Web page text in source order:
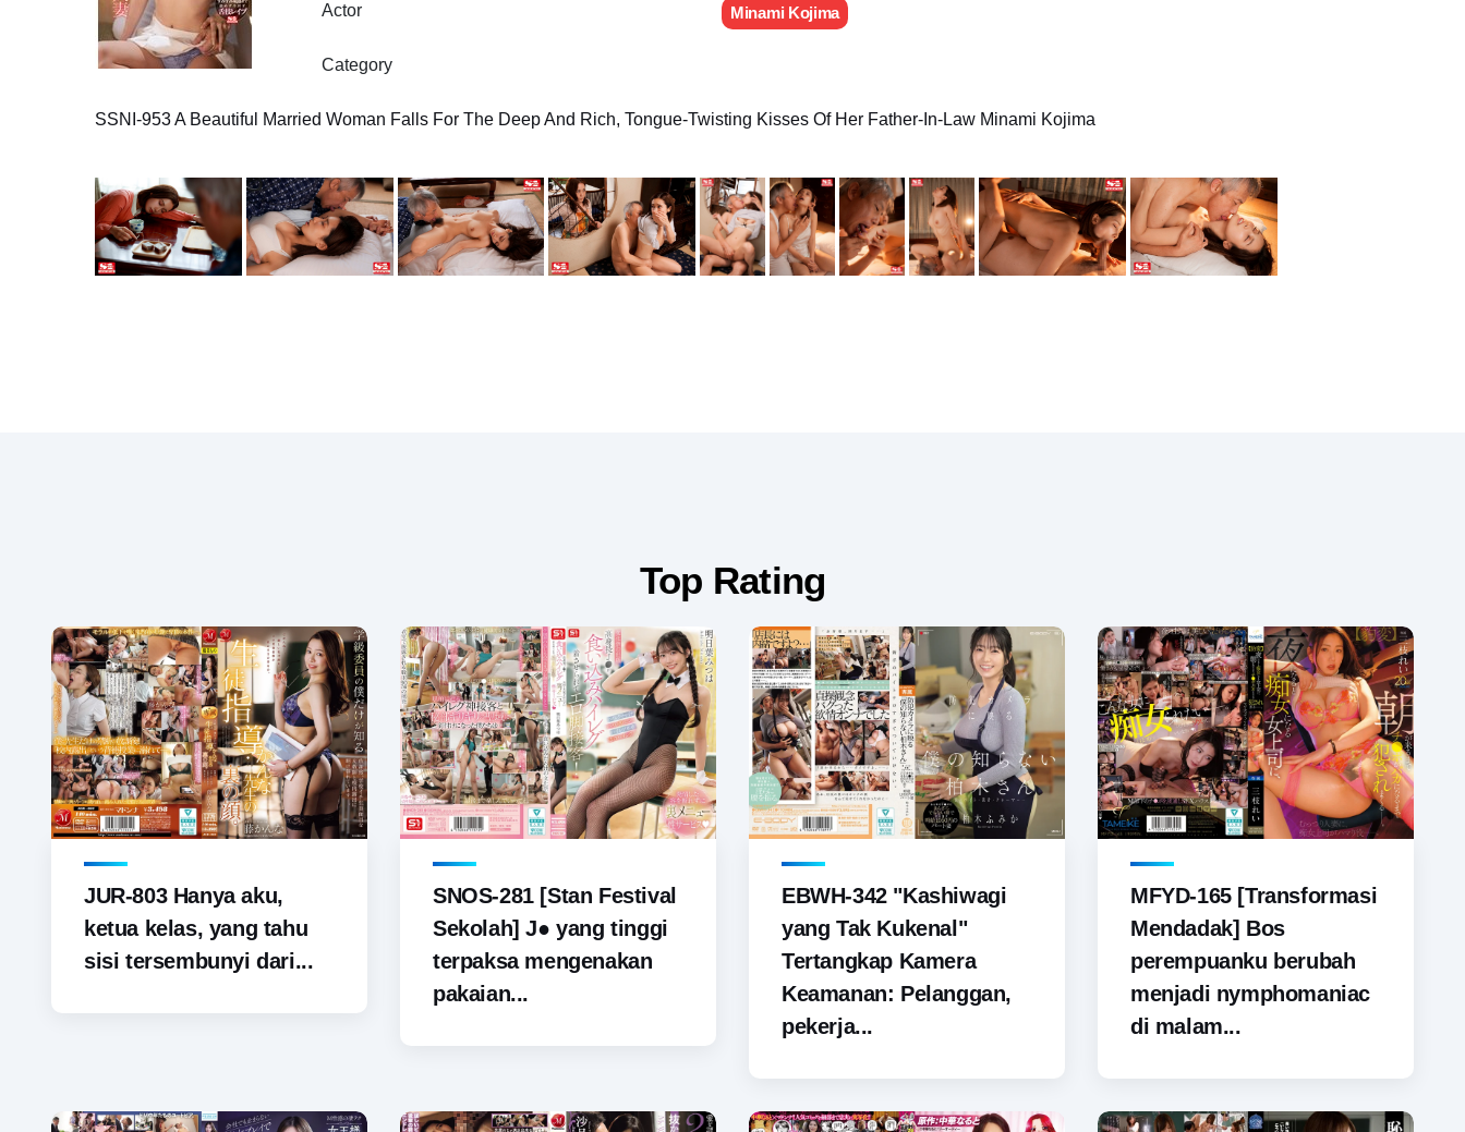
Actor Minami Kojima
Category
SSNI-953 A Beautiful Married Woman Falls For The Deep And Rich, Tongue-Twisting Kisses Of Her Father-In-Law Minami Kojima
Top Rating
JUR-803 Hanya aku,
ketua kelas, yang tahu
sisi tersembunyi dari...
SNOS-281 [Stan Festival
Sekolah] J● yang tinggi
terpaksa mengenakan
pakaian...
EBWH-342 "Kashiwagi
yang Tak Kukenal"
Tertangkap Kamera
Keamanan: Pelanggan,
pekerja...
MFYD-165 [Transformasi
Mendadak] Bos
perempuanku berubah
menjadi nymphomaniac
di malam...